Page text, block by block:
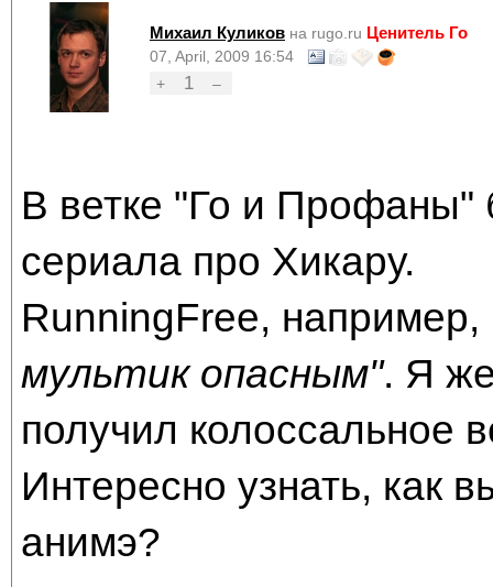
Михаил Куликов на rugo.ru Ценитель Го
07, April, 2009 16:54
+
1 –
В ветке "Го и Профаны"
сериала про Хикару.
RunningFree, например,
мультик опасным". Я
получил колоссальное
Интересно узнать, как
анимэ?